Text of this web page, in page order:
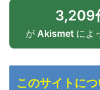
3,209
が Akismetによ
このサイトに